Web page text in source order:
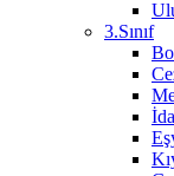
3.Sınıf